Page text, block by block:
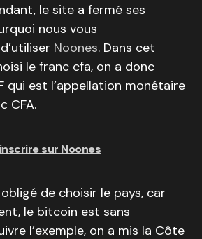
le site a fermé ses
nous vous
Noones. Dans cet
le franc cfa, on a donc
qui est l’appellation monétaire
CFA.
sur Noones
de choisir le pays, car
le bitcoin est sans
l’exemple, on a mis la Côte